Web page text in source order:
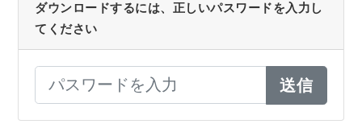
ダウンロードするには、正しいパスワードを入力し
てください